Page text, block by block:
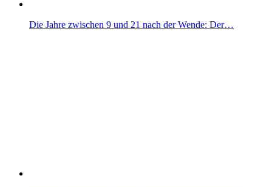
Die Jahre zwischen 9 und 21 nach der Wende: Der…